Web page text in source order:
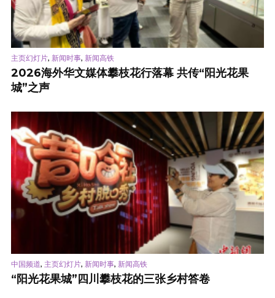
主页幻灯片, 新闻时事, 新闻高铁
2026海外华文媒体攀枝花行落幕 共传“阳光花果
城”之声
中国频道, 主页幻灯片, 新闻时事, 新闻高铁
“阳光花果城”四川攀枝花的三张乡村答卷